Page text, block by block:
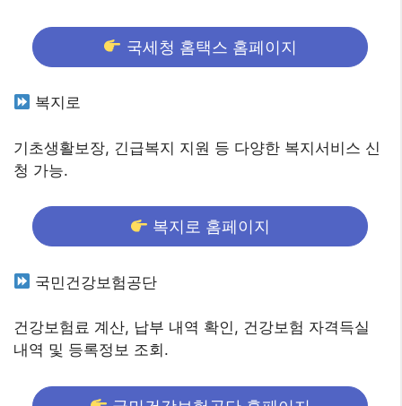
국세청 홈택스 홈페이지
복지로
기초생활보장, 긴급복지 지원 등 다양한 복지서비스 신
청 가능.
복지로 홈페이지
국민건강보험공단
건강보험료 계산, 납부 내역 확인, 건강보험 자격득실
내역 및 등록정보 조회.